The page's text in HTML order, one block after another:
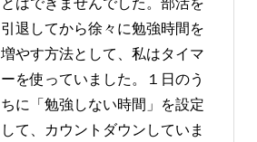
引退してから徐々に勉強時間を
増やす方法として、私はタイマ
ーを使っていました。１日のう
ちに「勉強しない時間」を設定
して、カウントダウンしていま